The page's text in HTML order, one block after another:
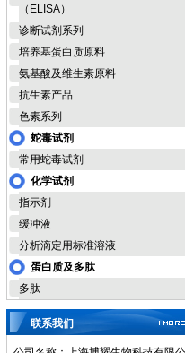
（ELISA）
诊断试剂系列
培养基蛋白质原料
氨基酸及维生素原料
抗生素产品
色素系列
蛇毒试剂
常用蛇毒试剂
化学试剂
指示剂
缓冲液
分析滴定用标准溶液
蛋白质及多肽
多肽
联系我们